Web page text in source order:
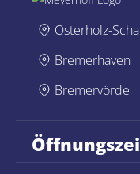
Osterholz-
Bremerhaven
Bremervörde